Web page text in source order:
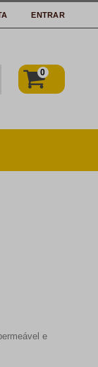
ENTRAR
0
e